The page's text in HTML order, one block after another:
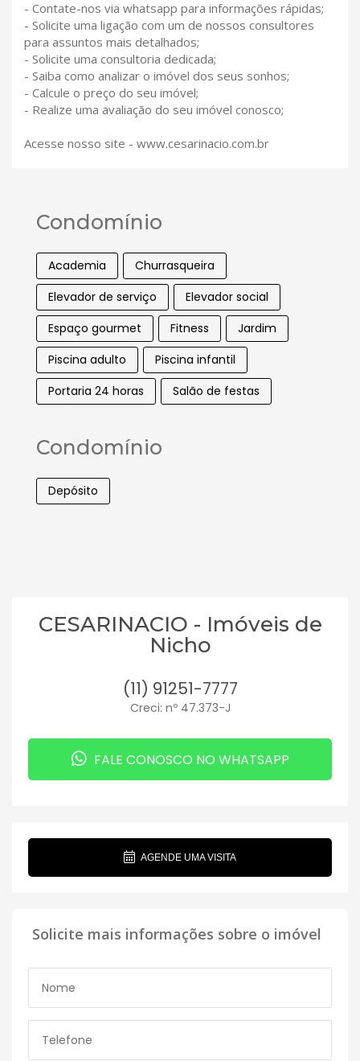
- Contate-nos via whatsapp para informações rápidas;
- Solicite uma ligação com um de nossos consultores
para assuntos mais detalhados;
- Solicite uma consultoria dedicada;
- Saiba como analizar o imóvel dos seus sonhos;
- Calcule o preço do seu imóvel;
- Realize uma avaliação do seu imóvel conosco;
Acesse nosso site - www.cesarinacio.com.br
Condomínio
Academia
Churrasqueira
Elevador de serviço
Elevador social
Espaço gourmet
Fitness
Jardim
Piscina adulto
Piscina infantil
Portaria 24 horas
Salão de festas
Condomínio
Depósito
CESARINACIO - Imóveis de
Nicho
(11) 91251-7777
Creci: nº 47.373-J
FALE CONOSCO NO WHATSAPP
AGENDE UMA VISITA
Solicite mais informações sobre o imóvel